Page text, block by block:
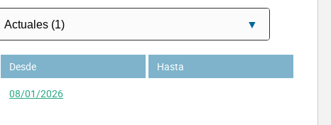
Desde
Hasta
08/01/2026